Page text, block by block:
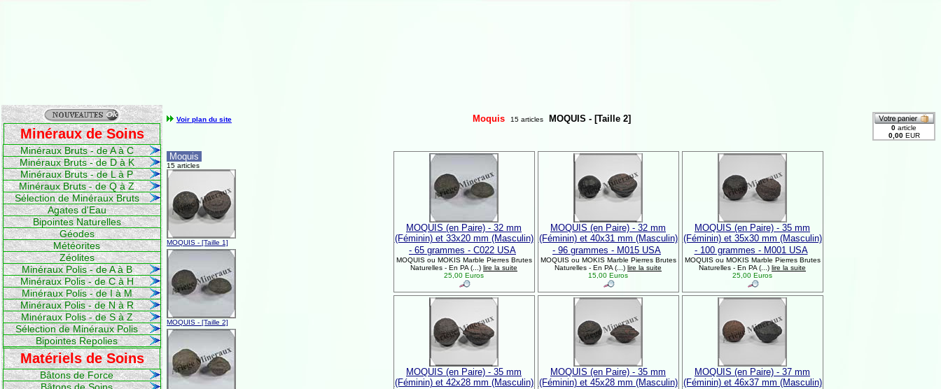
Minéraux de Soins
Minéraux Bruts - de A à C
Minéraux Bruts - de D à K
Minéraux Bruts - de L à P
Minéraux Bruts - de Q à Z
Sélection de Minéraux Bruts
Agates d'Eau
Bipointes Naturelles
Géodes
Météorites
Zéolites
Minéraux Polis - de A à B
Minéraux Polis - de C à H
Minéraux Polis - de I à M
Minéraux Polis - de N à R
Minéraux Polis - de S à Z
Sélection de Minéraux Polis
Bipointes Repolies
Matériels de Soins
Bâtons de Force
Voir plan du site Moquis 15 articles MOQUIS - [Taille 2]
Moquis
15 articles
MOQUIS - [Taille 1]
MOQUIS - [Taille 2]
MOQUIS (en Paire) - 32 mm
(Féminin) et 33x20 mm (Masculin)
- 65 grammes - C022 USA
MOQUIS ou MOKIS Marble Pierres Brutes
Naturelles - En PA (...) lire la suite
25,00 Euros
MOQUIS (en Paire) - 32 mm
(Féminin) et 40x31 mm (Masculin)
- 96 grammes - M015 USA
MOQUIS ou MOKIS Marble Pierres Brutes
Naturelles - En PA (...) lire la suite
15,00 Euros
MOQUIS (en Paire) - 35 mm
(Féminin) et 35x30 mm (Masculin)
- 100 grammes - M001 USA
MOQUIS ou MOKIS Marble Pierres Brutes
Naturelles - En PA (...) lire la suite
25,00 Euros
MOQUIS (en Paire) - 35 mm
(Féminin) et 42x28 mm (Masculin)
MOQUIS (en Paire) - 35 mm
(Féminin) et 45x28 mm (Masculin)
MOQUIS (en Paire) - 37 mm
(Féminin) et 46x37 mm (Masculin)